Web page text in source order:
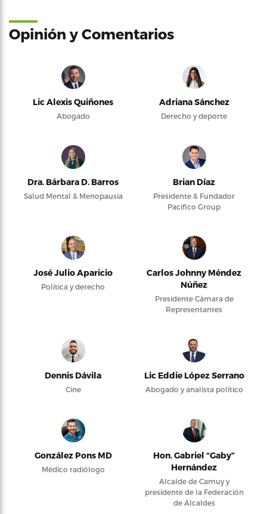
Opinión y Comentarios
Lic Alexis Quiñones
Abogado
Adriana Sánchez
Derecho y deporte
Dra. Bárbara D. Barros
Salud Mental & Menopausia
Brian Díaz
Presidente & Fundador
Pacifico Group
José Julio Aparicio
Política y derecho
Carlos Johnny Méndez
Núñez
Presidente Cámara de
Representantes
Dennis Dávila
Cine
Lic Eddie López Serrano
Abogado y analista político
González Pons MD
Médico radiólogo
Hon. Gabriel “Gaby”
Hernández
Alcalde de Camuy y
presidente de la Federación
de Alcaldes